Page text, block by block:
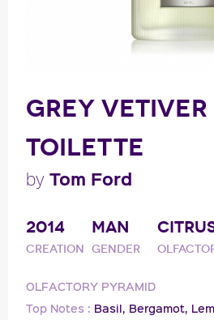
GREY
TOILETTE
by Tom Ford
2014
Creation
MAN
Gender
OLFACTORY PYRAMID
Top Notes : Basil, Bergamot,